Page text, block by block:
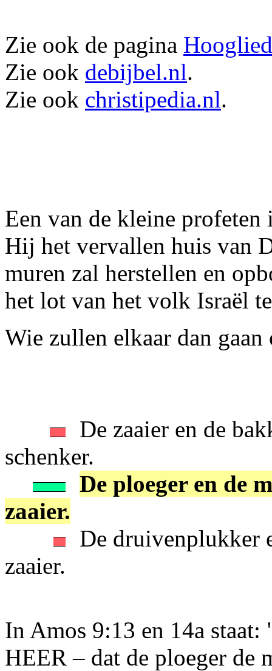
Zie ook de pagina
Zie ook debijbel.nl.
Zie ook christipedia.nl.
Een van de kleine profeten
Hij het vervallen huis van
muren zal herstellen en
het lot van het volk Israël
Wie zullen elkaar dan gaan
De zaaier en de
schenker.
De ploeger en de
zaaier.
De druivenplukker
zaaier.
In Amos 9:13 en 14a staat:
HEER – dat de ploeger de